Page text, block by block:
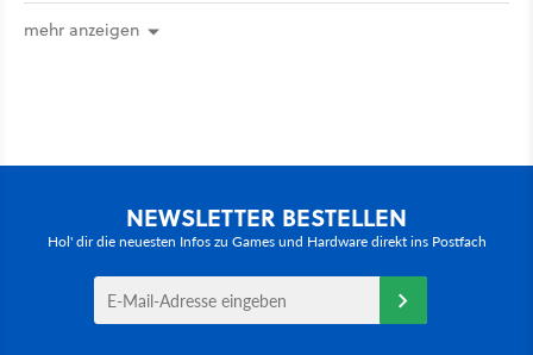
mehr anzeigen
NEWSLETTER BESTELLEN
Hol' dir die neuesten Infos zu Games und Hardware direkt ins Postfach